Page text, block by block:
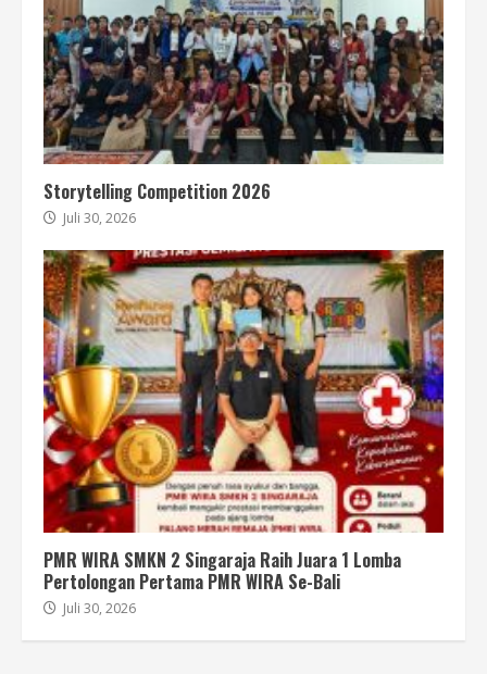
Storytelling Competition 2026
Juli 30, 2026
PMR WIRA SMKN 2 Singaraja Raih Juara 1 Lomba
Pertolongan Pertama PMR WIRA Se-Bali
Juli 30, 2026